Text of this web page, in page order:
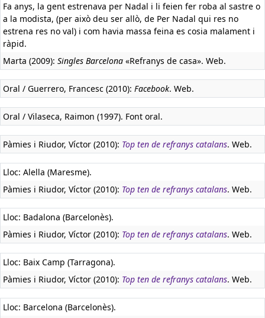
Fa anys, la gent estrenava per Nadal i li feien fer roba al sastre o
a la modista, (per això deu ser allò, de Per Nadal qui res no
estrena res no val) i com havia massa feina es cosia malament i
ràpid.
Marta (2009): Singles Barcelona «Refranys de casa». Web.
Oral / Guerrero, Francesc (2010): Facebook. Web.
Oral / Vilaseca, Raimon (1997). Font oral.
Pàmies i Riudor, Víctor (2010): Top ten de refranys catalans. Web.
Lloc: Alella (Maresme).
Pàmies i Riudor, Víctor (2010): Top ten de refranys catalans. Web.
Lloc: Badalona (Barcelonès).
Pàmies i Riudor, Víctor (2010): Top ten de refranys catalans. Web.
Lloc: Baix Camp (Tarragona).
Pàmies i Riudor, Víctor (2010): Top ten de refranys catalans. Web.
Lloc: Barcelona (Barcelonès).